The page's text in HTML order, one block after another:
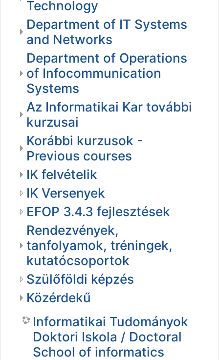
Technology
Department of IT Systems
and Networks
Department of Operations
of Infocommunication
Systems
Az Informatikai Kar további
kurzusai
Korábbi kurzusok -
Previous courses
IK felvételik
IK Versenyek
EFOP 3.4.3 fejlesztések
Rendezvények,
tanfolyamok, tréningek,
kutatócsoportok
Szülőföldi képzés
Közérdekű
Informatikai Tudományok
Doktori Iskola / Doctoral
School of informatics